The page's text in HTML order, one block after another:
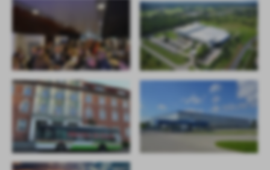
treści w postaci wiadomości, ofert, komunikatów mediów
społecznościowych.